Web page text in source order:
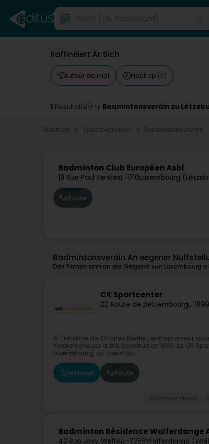
Raffinéiert Är Sich
Autour de moi Haut op (0)
1 Resultat(er) fir Badmintonsveräin zu
Startsäit Sportsveräiner Badmintonsveräin
Badminton Club Européen Asbl
18 Rue Paul HenkesL-1710Luxembourg
Route
Badmintonsveräin An eegener
Dës Firmen sinn an der Géigend vun Luxembourg
CK Sportcenter
20 Route de BettembourgL-1899
A l'initiative de Charles Kieffer, entrepreneur
Kockelscheuer a été construit en 1980. Le CK
Luxembourg, au cœur du...
Websäit Route
Badminton Résidence Walferdange
42 Rue Josy WelterL-7256Walferdange